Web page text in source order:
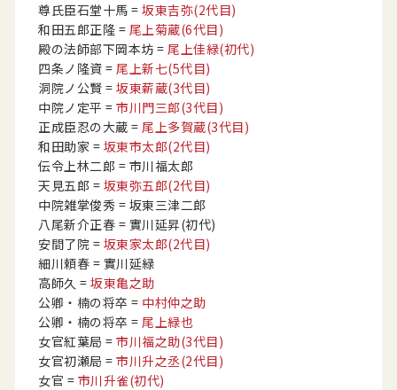
尊氏臣石堂十馬 = 坂東吉弥(2代目)
和田五郎正隆 = 尾上菊蔵(6代目)
殿の法師部下岡本坊 = 尾上佳緑(初代)
四条ノ隆資 = 尾上新七(5代目)
洞院ノ公賢 = 坂東薪蔵(3代目)
中院ノ定平 = 市川門三郎(3代目)
正成臣忍の大蔵 = 尾上多賀蔵(3代目)
和田助家 = 坂東市太郎(2代目)
伝令上林二郎 = 市川福太郎
天見五郎 = 坂東弥五郎(2代目)
中院雑掌俊秀 = 坂東三津二郎
八尾新介正春 = 實川延昇(初代)
安間了院 = 坂東家太郎(2代目)
細川頼春 = 實川延緑
高師久 = 坂東亀之助
公卿・楠の将卒 = 中村仲之助
公卿・楠の将卒 = 尾上緑也
女官紅葉局 = 市川福之助(3代目)
女官初瀬局 = 市川升之丞(2代目)
女官 = 市川升雀(初代)